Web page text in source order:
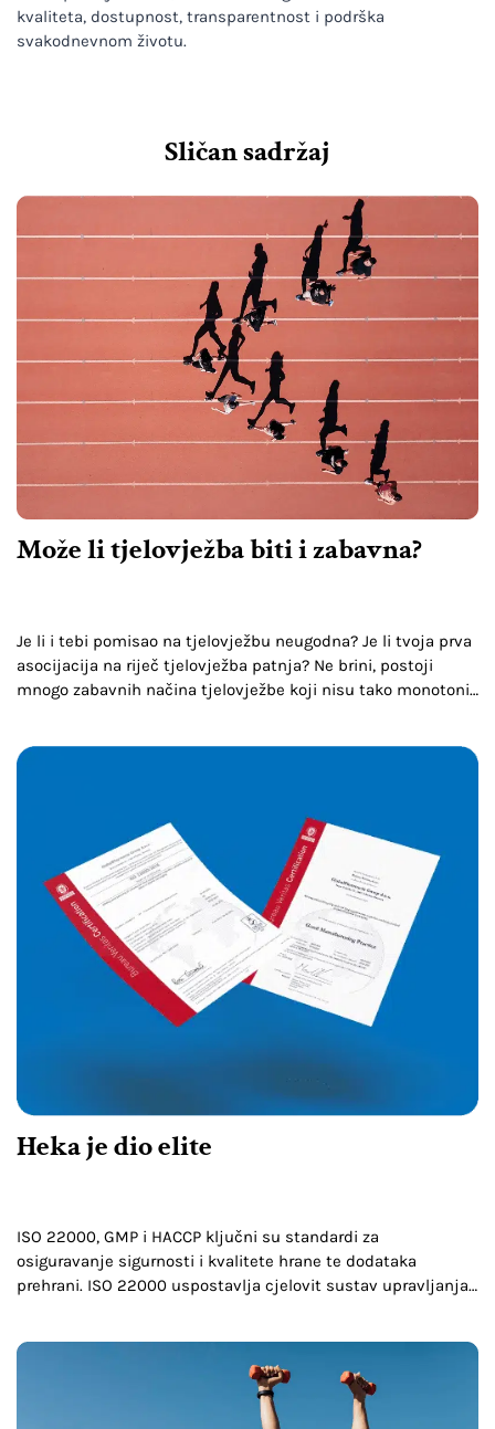
kvaliteta, dostupnost, transparentnost i podrška
svakodnevnom životu.
Sličan sadržaj
Može li tjelovježba biti i zabavna?
Je li i tebi pomisao na tjelovježbu neugodna? Je li tvoja prva
asocijacija na riječ tjelovježba patnja? Ne brini, postoji
mnogo zabavnih načina tjelovježbe koji nisu tako monotoni
Heka je dio elite
ISO 22000, GMP i HACCP ključni su standardi za
osiguravanje sigurnosti i kvalitete hrane te dodataka
prehrani. ISO 22000 uspostavlja cjelovit sustav upravljanja